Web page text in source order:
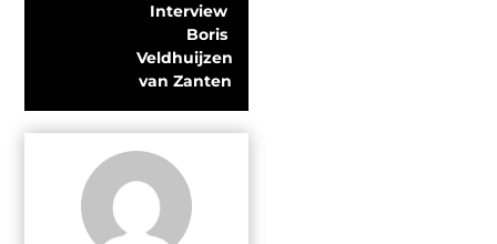
Interview
Boris
Veldhuijzen
van Zanten